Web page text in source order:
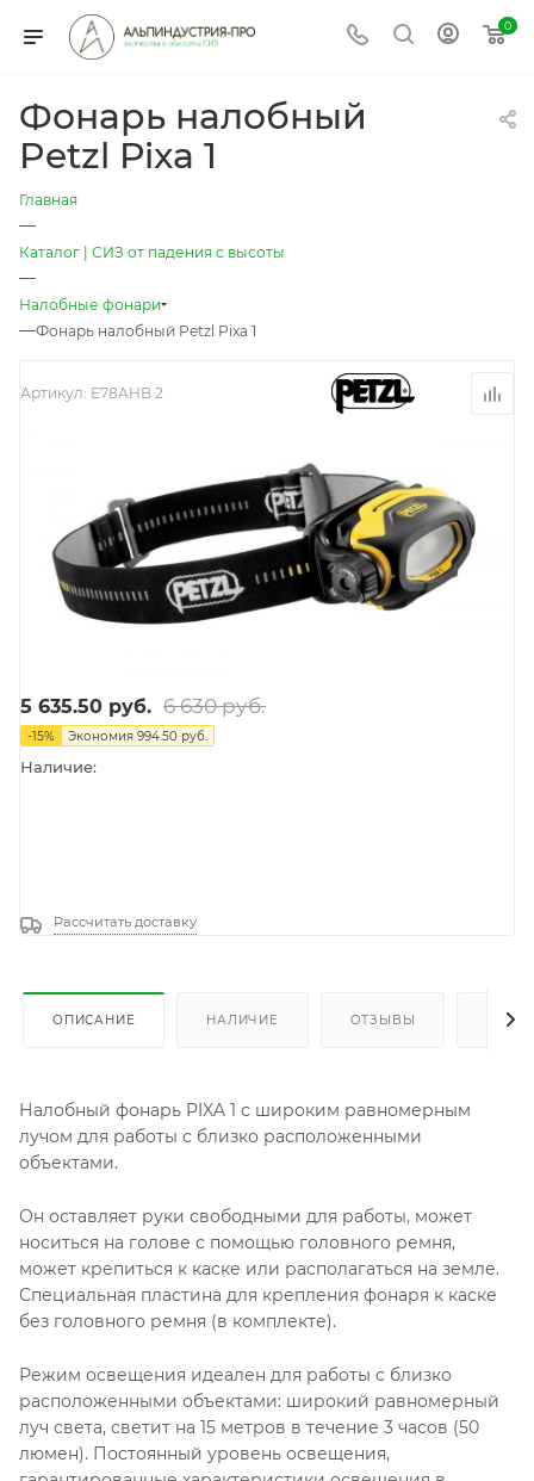
0
Фонарь налобный
Petzl Pixa 1
Главная
—
Каталог | СИЗ от падения с высоты
—
Налобные фонари
—Фонарь налобный Petzl Pixa 1
Артикул: E78AHB 2
5 635.50 руб. 6 630руб.
-15% Экономия 994.50 руб.
Наличие:
Рассчитать доставку
ОПИСАНИЕ НАЛИЧИЕ ОТЗЫВЫ КАК
Налобный фонарь PIXA 1 с широким равномерным
лучом для работы с близко расположенными
объектами.
Он оставляет руки свободными для работы, может
носиться на голове с помощью головного ремня,
может крепиться к каске или располагаться на земле.
Специальная пластина для крепления фонаря к каске
без головного ремня (в комплекте).
Режим освещения идеален для работы с близко
расположенными объектами: широкий равномерный
луч света, светит на 15 метров в течение 3 часов (50
люмен). Постоянный уровень освещения,